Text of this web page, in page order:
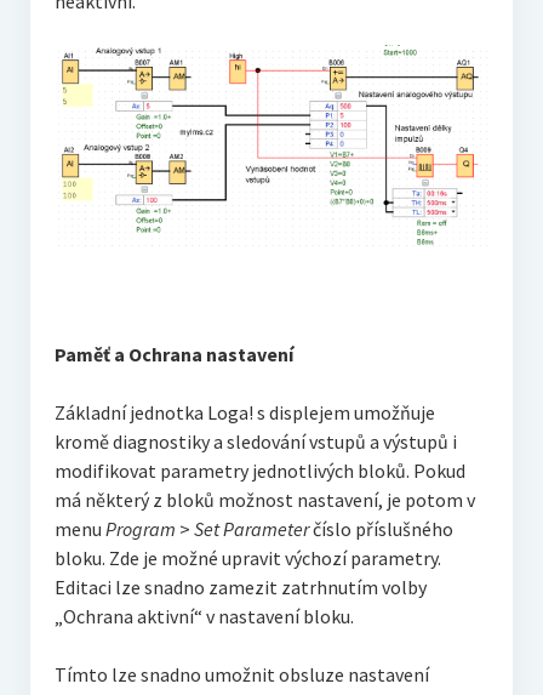
Paměť a Ochrana nastavení
Základní jednotka Loga! s displejem umožňuje
kromě diagnostiky a sledování vstupů a výstupů i
modifikovat parametry jednotlivých bloků. Pokud
má některý z bloků možnost nastavení, je potom v
menu Program > Set Parameterčíslo příslušného
bloku. Zde je možné upravit výchozí parametry.
Editaci lze snadno zamezit zatrhnutím volby
„Ochrana aktivní“ v nastavení bloku.
Tímto lze snadno umožnit obsluze nastavení